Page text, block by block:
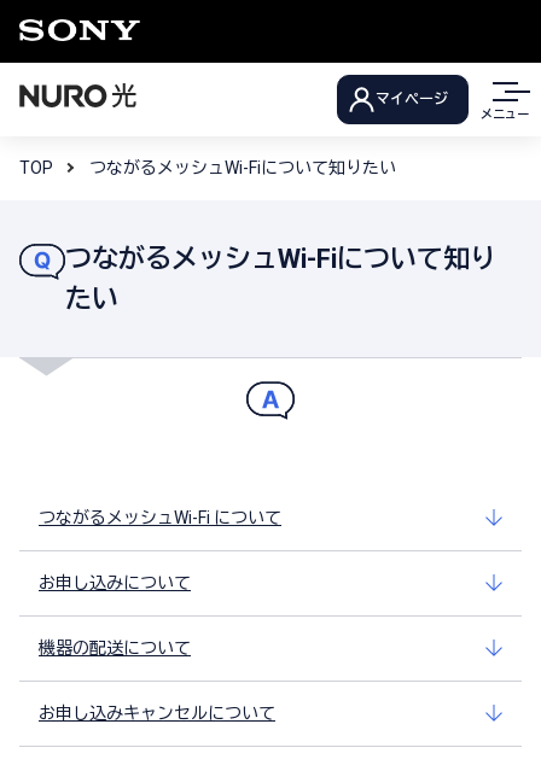
マイページ
メニュー
TOP つながるメッシュWi-Fiについて知りたい
つながるメッシュWi-Fiについて知り
たい
つながるメッシュWi-Fi について
お申し込みについて
機器の配送について
お申し込みキャンセルについて